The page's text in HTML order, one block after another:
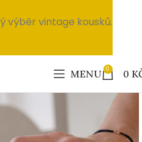
MENU 0 0
výběr vintage kousků.